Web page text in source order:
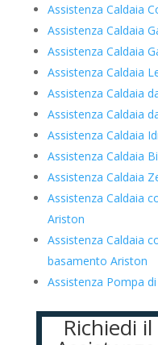
Assistenza Caldaia
Assistenza Caldaia
Assistenza Caldaia
Assistenza Caldaia
Assistenza Caldaia
Assistenza Caldaia
Assistenza Caldaia
Assistenza Caldaia
Assistenza Caldaia
Assistenza Caldaia
Ariston
Assistenza Caldaia
basamento Ariston
Assistenza Pompa
Richiedi